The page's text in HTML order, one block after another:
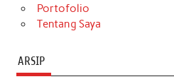
Portofolio
Tentang Saya
ARSIP